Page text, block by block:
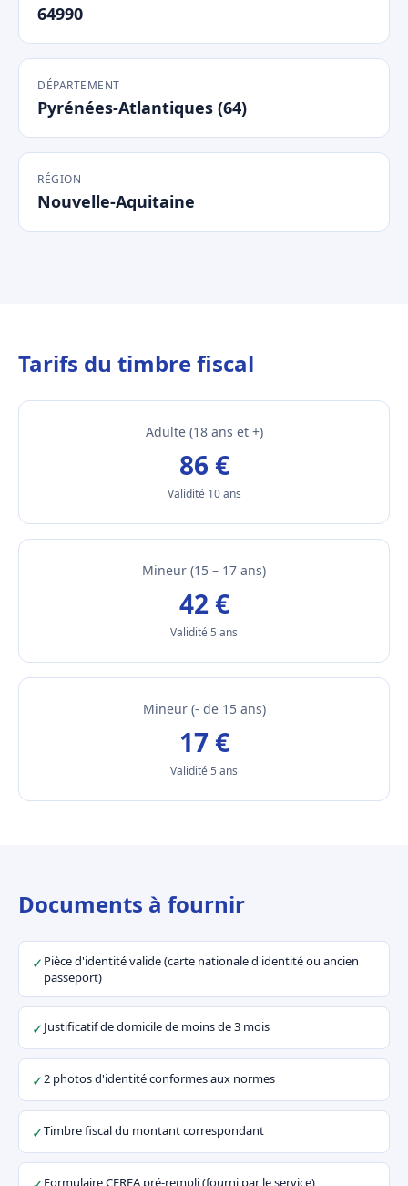
64990
DÉPARTEMENT
Pyrénées-Atlantiques (64)
RÉGION
Nouvelle-Aquitaine
Tarifs du timbre fiscal
Adulte (18 ans et +)
86 €
Validité 10 ans
Mineur (15 – 17 ans)
42 €
Validité 5 ans
Mineur (- de 15 ans)
17 €
Validité 5 ans
Documents à fournir
✓ Pièce d'identité valide (carte nationale d'identité ou ancien
passeport)
✓Justificatif de domicile de moins de 3 mois
✓2 photos d'identité conformes aux normes
✓Timbre fiscal du montant correspondant
Formulaire CERFA pré-rempli (fourni par le service)